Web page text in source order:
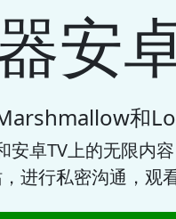
安
和
卓TV上的无限内
进行私密沟通，观